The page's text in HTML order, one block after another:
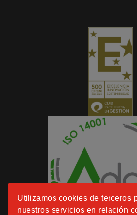
Utilizamos cookies de terceros
nuestros servicios en relación